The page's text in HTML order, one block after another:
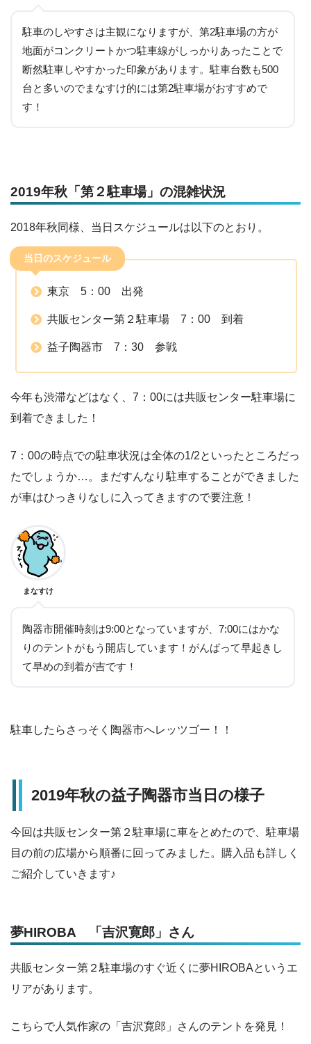
駐車のしやすさは主観になりますが、第2駐車場の方が
地面がコンクリートかつ駐車線がしっかりあったことで
断然駐車しやすかった印象があります。駐車台数も500
台と多いのでまなすけ的には第2駐車場がおすすめで
す！
2019年秋「第２駐車場」の混雑状況
2018年秋同様、当日スケジュールは以下のとおり。
当日のスケジュール
東京 5：00 出発
共販センター第２駐車場 7：00 到着
益子陶器市 7：30 参戦
今年も渋滞などはなく、7：00には共販センター駐車場に
到着できました！
7：00の時点での駐車状況は全体の1/2といったところだっ
たでしょうか…。まだすんなり駐車することができました
が車はひっきりなしに入ってきますので要注意！
まなすけ
陶器市開催時刻は9:00となっていますが、7:00にはかな
りのテントがもう開店しています！がんばって早起きし
て早めの到着が吉です！
駐車したらさっそく陶器市へレッツゴー！！
2019年秋の益子陶器市当日の様子
今回は共販センター第２駐車場に車をとめたので、駐車場
目の前の広場から順番に回ってみました。購入品も詳しく
ご紹介していきます♪
夢HIROBA 「吉沢寛郎」さん
共販センター第２駐車場のすぐ近くに夢HIROBAというエ
リアがあります。
こちらで人気作家の「吉沢寛郎」さんのテントを発見！